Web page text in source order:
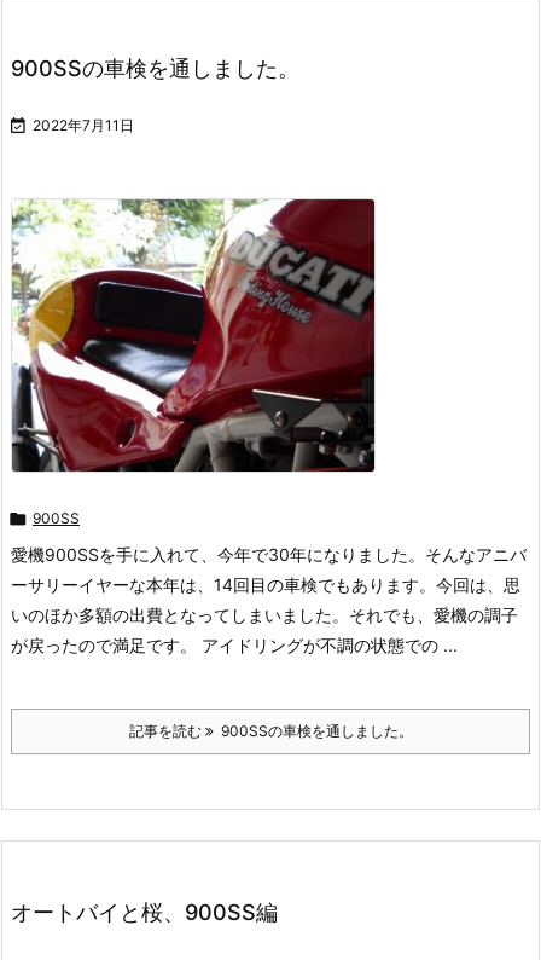
900SSの車検を通しました。
 2022年7月11日
 900SS
愛機900SSを手に入れて、今年で30年になりました。そんなアニバ
ーサリーイヤーな本年は、14回目の車検でもあります。今回は、思
いのほか多額の出費となってしまいました。それでも、愛機の調子
が戻ったので満足です。 アイドリングが不調の状態での ...
記事を読む 900SSの車検を通しました。
オートバイと桜、900SS編